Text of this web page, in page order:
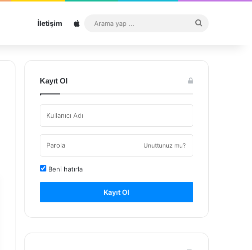
İletişim Sitemap
...
Kayıt Ol
Unuttunuz mu?
Beni hatırla
Kayıt Ol